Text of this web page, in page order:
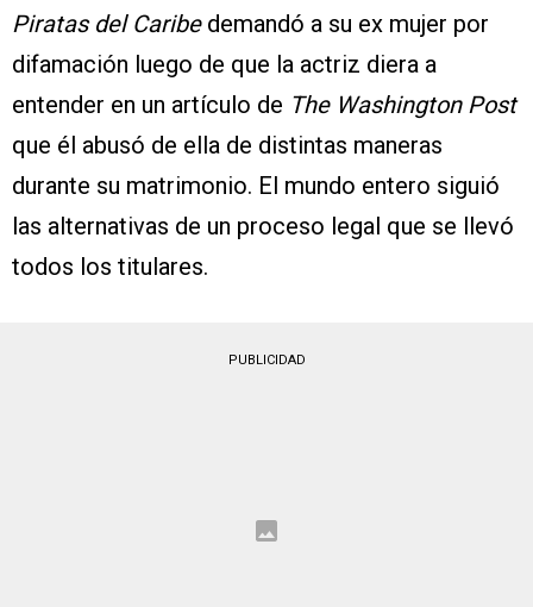
Piratas del Caribedemandó a su ex mujer por
difamación luego de que la actriz diera a
entender en un artículo de The Washington Post
que él abusó de ella de distintas maneras
durante su matrimonio. El mundo entero siguió
las alternativas de un proceso legal que se llevó
todos los titulares.
PUBLICIDAD